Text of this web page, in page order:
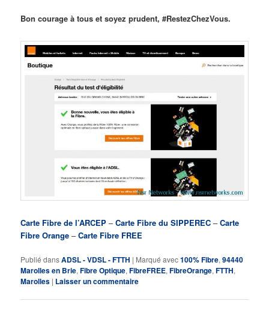
Bon courage à tous et soyez prudent, #RestezChezVous.
Carte Fibre de l’ARCEP –Carte Fibre du SIPPEREC –Carte
Fibre Orange –Carte Fibre FREE
Publié dansADSL - VDSL - FTTH | Marqué avec100% Fibre,94440
Marolles en Brie,Fibre Optique,FibreFREE,FibreOrange,FTTH,
Marolles | Laisser un commentaire